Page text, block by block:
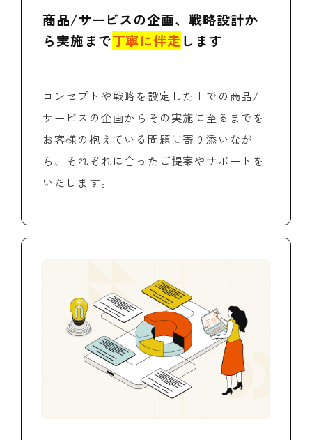
商品/サービスの企画、戦略設計か
ら実施まで丁寧に伴走します
コンセプトや戦略を設定した上での商品/
サービスの企画からその実施に至るまでを
お客様の抱えている問題に寄り添いなが
ら、それぞれに合ったご提案やサポートを
いたします。